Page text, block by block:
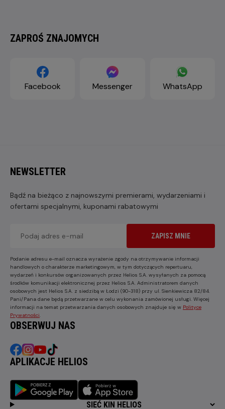
ZAPROŚ ZNAJOMYCH
Facebook Messenger WhatsApp
NEWSLETTER
Bądź na bieżąco z najnowszymi premierami, wydarzeniami i
ofertami specjalnymi, kuponami rabatowymi
ZAPISZ MNIE
Podanie adresu e-mail oznacza wyrażenie zgody na otrzymywanie informacji
handlowych o charakterze marketingowym, w tym dotyczących repertuaru,
wydarzeń i konkursów organizowanych przez Helios S.A. wysyłanych za pomocą
środków komunikacji elektronicznej przez Helios S.A. Administratorem danych
osobowych jest Helios S.A. z siedzibą w Łodzi (90-318) przy ul. Sienkiewicza 82/84.
Pani/Pana dane będą przetwarzane w celu wykonania zamówionej usługi. Więcej
informacji na temat przetwarzania danych osobowych znajduje się w Polityce
Prywatności
OBSERWUJ NAS
APLIKACJE HELIOS
SIEĆ KIN HELIOS